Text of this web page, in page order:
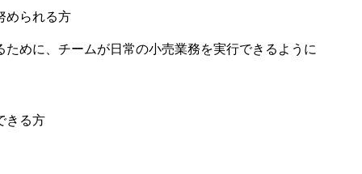
められる方
めに、チームが日常の小売業務を実行できるように
きる方